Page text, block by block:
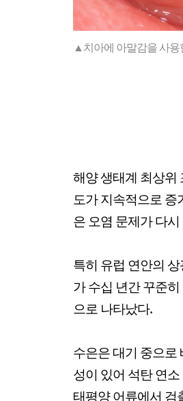
▲치아에 아말감을 사용
해양 생태계 최상위
도가 지속적으로 증
은 오염 문제가 다
특히 유럽 연안의
가 수십 년간 꾸준
으로 나타났다.
수은은 대기 중으로
성이 있어 석탄 연
태평양 어류에서 검